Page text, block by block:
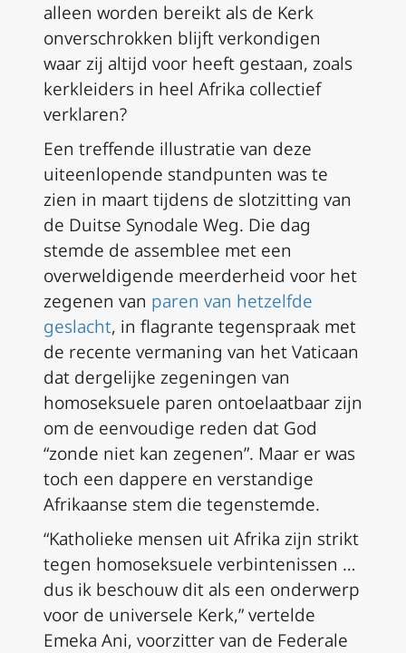
alleen worden bereikt als de Kerk
onverschrokken blijft verkondigen
waar zij altijd voor heeft gestaan, zoals
kerkleiders in heel Afrika collectief
verklaren?
Een treffende illustratie van deze
uiteenlopende standpunten was te
zien in maart tijdens de slotzitting van
de Duitse Synodale Weg. Die dag
stemde de assemblee met een
overweldigende meerderheid voor het
zegenen van paren van hetzelfde
geslacht, in flagrante tegenspraak met
de recente vermaning van het Vaticaan
dat dergelijke zegeningen van
homoseksuele paren ontoelaatbaar zijn
om de eenvoudige reden dat God
“zonde niet kan zegenen”. Maar er was
toch een dappere en verstandige
Afrikaanse stem die tegenstemde.
“Katholieke mensen uit Afrika zijn strikt
tegen homoseksuele verbintenissen …
dus ik beschouw dit als een onderwerp
voor de universele Kerk,” vertelde
Emeka Ani, voorzitter van de Federale